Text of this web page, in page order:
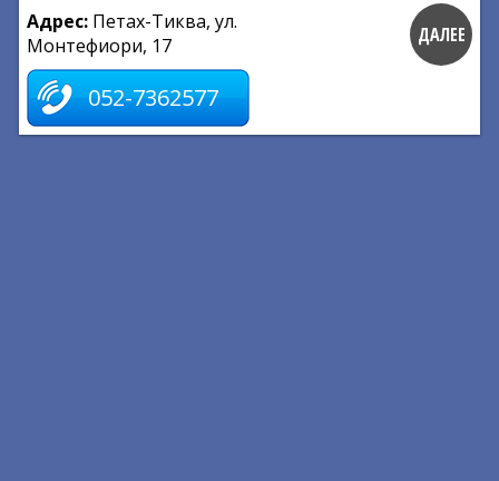
Адрес: Петах-Тиква, ул.
Монтефиори, 17
052-7362577
ДАЛЕЕ